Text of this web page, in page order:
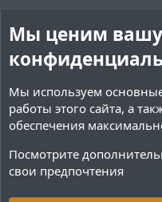
Мы ценим вашу
Мы используем
работы этого сайта, а
обеспечения
Посмотрите
свои предпочтения